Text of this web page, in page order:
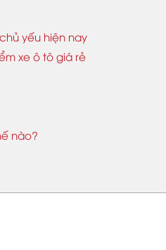
yếu hiện nay
xe ô tô giá rẻ
nào?